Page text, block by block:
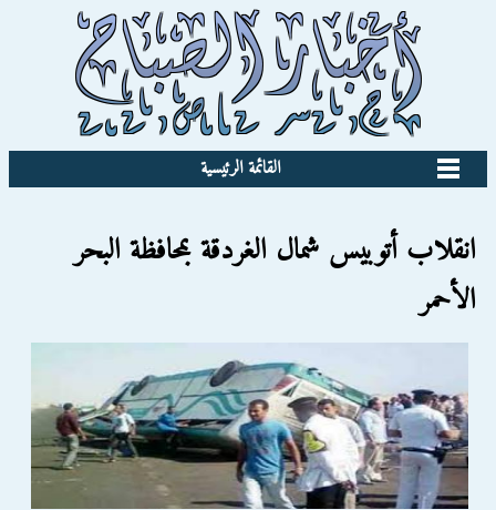
القائمة الرئيسية
انقلاب أتوبيس شمال الغردقة بمحافظة البحر
الأحمر